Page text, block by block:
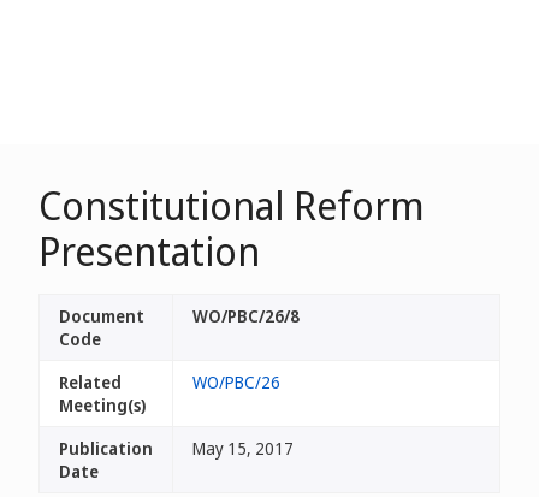
Constitutional Reform
Presentation
Document
Code
WO/PBC/26/8
Related
Meeting(s)
WO/PBC/26
Publication
Date
May 15, 2017